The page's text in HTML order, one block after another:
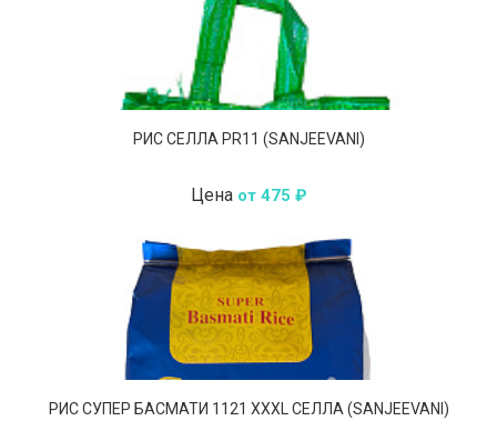
РИС СЕЛЛА PR11 (SANJEEVANI)
Цена от 475 ₽
РИС СУПЕР БАСМАТИ 1121 XXXL СЕЛЛА (SANJEEVANI)